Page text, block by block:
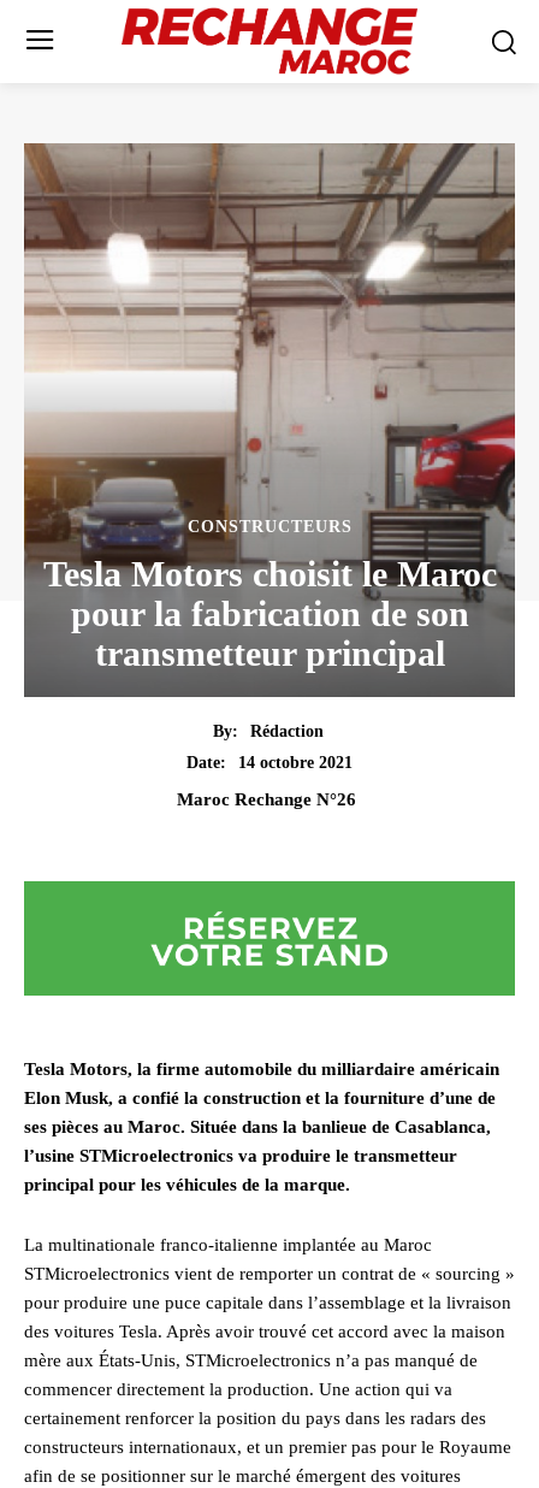
CONSTRUCTEURS
Tesla Motors choisit le Maroc
pour la fabrication de son
transmetteur principal
By:
Rédaction
Date:
14 octobre 2021
Maroc Rechange N°26
Tesla Motors, la firme automobile du milliardaire américain
Elon Musk, a confié la construction et la fourniture d’une de
ses pièces au Maroc. Située dans la banlieue de Casablanca,
l’usine STMicroelectronics va produire le transmetteur
principal pour les véhicules de la marque.
La multinationale franco-italienne implantée au Maroc
STMicroelectronics vient de remporter un contrat de « sourcing »
pour produire une puce capitale dans l’assemblage et la livraison
des voitures Tesla. Après avoir trouvé cet accord avec la maison
mère aux États-Unis, STMicroelectronics n’a pas manqué de
commencer directement la production. Une action qui va
certainement renforcer la position du pays dans les radars des
constructeurs internationaux, et un premier pas pour le Royaume
afin de se positionner sur le marché émergent des voitures